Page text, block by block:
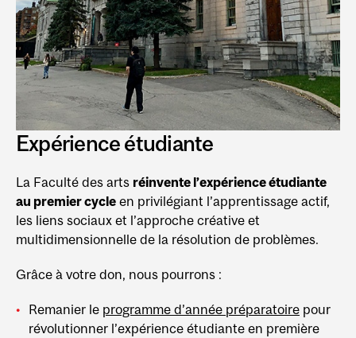
Expérience étudiante
La Faculté des arts réinvente l’expérience étudiante
au premier cycle en privilégiant l’apprentissage actif,
les liens sociaux et l’approche créative et
multidimensionnelle de la résolution de problèmes.
Grâce à votre don, nous pourrons :
Remanier le programme d’année préparatoire pour
révolutionner l’expérience étudiante en première